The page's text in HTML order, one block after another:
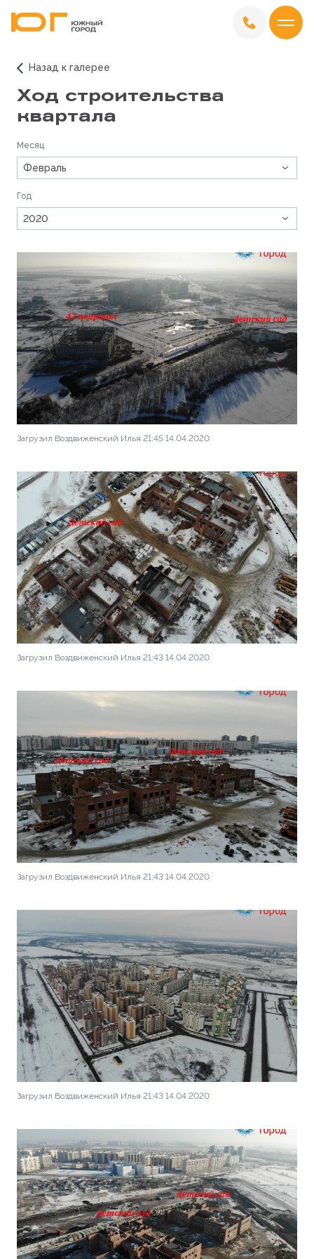
Назад к галерее
Ход строительства
квартала
Месяц
Февраль
Год
2020
Загрузил Воздвиженский Илья 21:45 14.04.2020
Загрузил Воздвиженский Илья 21:43 14.04.2020
Загрузил Воздвиженский Илья 21:43 14.04.2020
Загрузил Воздвиженский Илья 21:43 14.04.2020